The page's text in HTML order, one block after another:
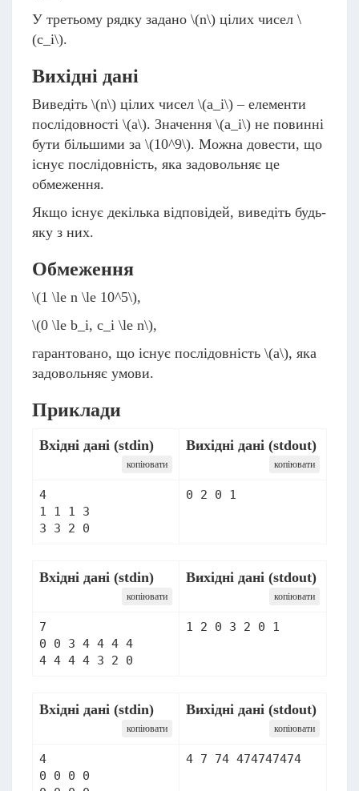
У третьому рядку задано \(n\) цілих чисел \
(c_i\).
Вихідні дані
Виведіть \(n\) цілих чисел \(a_i\) – елементи
послідовності \(a\). Значення \(a_i\) не повинні
бути більшими за \(10^9\). Можна довести, що
існує послідовність, яка задовольняє це
обмеження.
Якщо існує декілька відповідей, виведіть будь-
яку з них.
Обмеження
\(1 \le n \le 10^5\),
\(0 \le b_i, c_i \le n\),
гарантовано, що існує послідовність \(a\), яка
задовольняє умови.
Приклади
Вхідні дані (stdin)
копіювати
Вихідні дані (stdout)
копіювати
4
1 1 1 3
Вхідні дані (stdin)
копіювати
Вихідні дані (stdout)
копіювати
7
0 0 3 4 4 4 4
Вхідні дані (stdin)
копіювати
Вихідні дані (stdout)
копіювати
4
0 0 0 0
4 7 74 474747474